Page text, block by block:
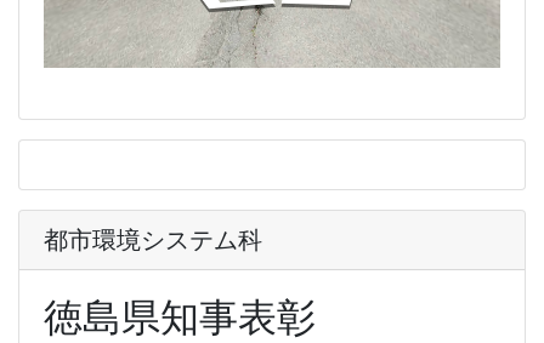
都市環境システム科
徳島県知事表彰